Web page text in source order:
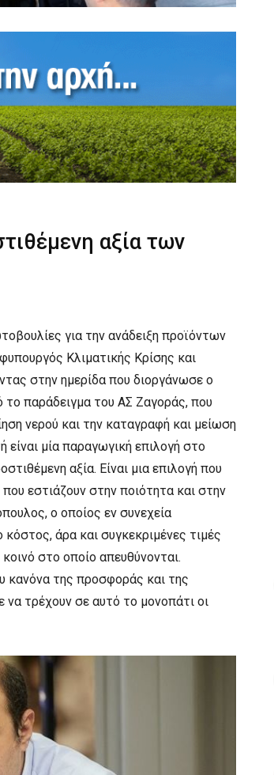
αξία των
για την ανάδειξη προϊόντων
Κλιματικής Κρίσης και
στην ημερίδα που διοργάνωσε ο
παράδειγμα του ΑΣ Ζαγοράς, που
νερού και την καταγραφή και μείωση
μία παραγωγική επιλογή στο
αξία. Είναι μια επιλογή που
εστιάζουν στην ποιότητα και στην
ο οποίος εν συνεχεία
άρα και συγκεκριμένες τιμές
στο οποίο απευθύνονται.
κανόνα της προσφοράς και της
τρέχουν σε αυτό το μονοπάτι οι